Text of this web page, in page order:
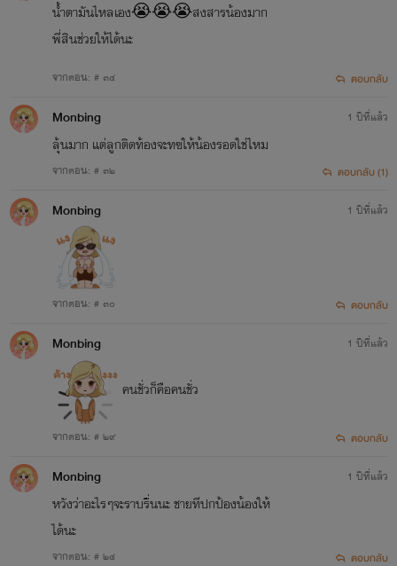
'ยั่วหัวใจ นายเย็นชา'
น้ำตามันไหลเอง😭😭😭สงสารน้องมาก
พี่สินช่วยให้ได้นะ
จากตอน: # ๓๔ ตอบกลับ
Monbing
ลุ้นมาก แต่ลูกติดท้องจะทฃให้น้องรอดใช่ไหม
จากตอน: # ๓๒
1 ปีที่แล้ว
ตอบกลับ (1)
Monbing
จากตอน: # ๓๐
1 ปีที่แล้ว
ตอบกลับ
Monbing
คนชั่วก็คือคนชั่ว
จากตอน: # ๒๙
1 ปีที่แล้ว
ตอบกลับ
Monbing
หวังว่าอะไรๆจะราบรื่นนะ ชายทีปกป้องน้องให้
ได้นะ
จากตอน: # ๒๔
1 ปีที่แล้ว
ตอบกลับ